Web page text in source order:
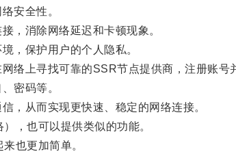
安全性。
消除网络延迟和卡顿现象。
，保护用户的个人隐私。
上寻找可靠的SSR节点提供商，注册账号
密码等。
从而实现更快速、稳定的网络连接。
，也可以提供类似的功能。
也更加简单。